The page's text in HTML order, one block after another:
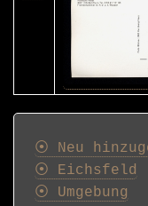
Postkarten
⦿ Neu
⦿ Eichsfeld
⦿ Umgebung